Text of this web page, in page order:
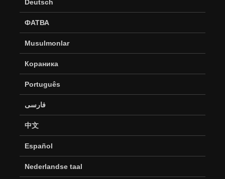
Deutsch
ФАТВА
Musulmonlar
Кораника
Português
فارسی
中文
Español
Nederlandse taal